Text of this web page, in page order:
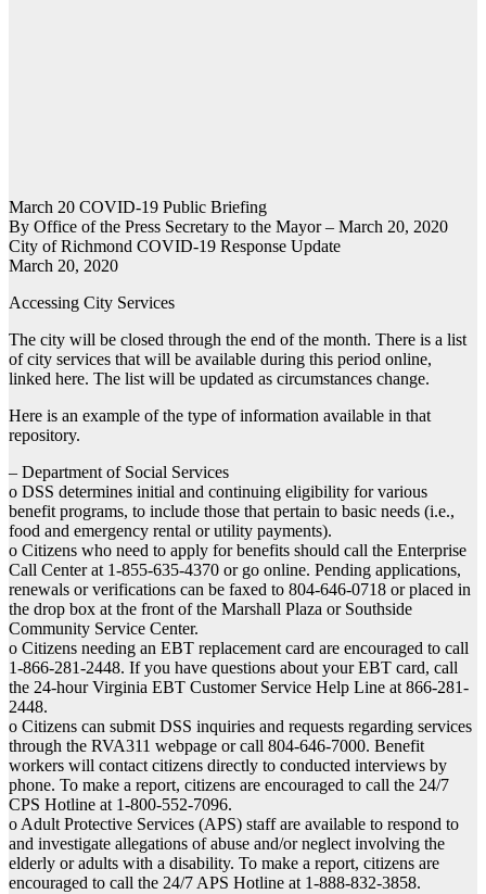
March 20 COVID-19 Public Briefing
By Office of the Press Secretary to the Mayor – March 20, 2020
City of Richmond COVID-19 Response Update
March 20, 2020
Accessing City Services
The city will be closed through the end of the month. There is a list
of city services that will be available during this period online,
linked here. The list will be updated as circumstances change.
Here is an example of the type of information available in that
repository.
– Department of Social Services
o DSS determines initial and continuing eligibility for various
benefit programs, to include those that pertain to basic needs (i.e.,
food and emergency rental or utility payments).
o Citizens who need to apply for benefits should call the Enterprise
Call Center at 1-855-635-4370 or go online. Pending applications,
renewals or verifications can be faxed to 804-646-0718 or placed in
the drop box at the front of the Marshall Plaza or Southside
Community Service Center.
o Citizens needing an EBT replacement card are encouraged to call
1-866-281-2448. If you have questions about your EBT card, call
the 24-hour Virginia EBT Customer Service Help Line at 866-281-
2448.
o Citizens can submit DSS inquiries and requests regarding services
through the RVA311 webpage or call 804-646-7000. Benefit
workers will contact citizens directly to conducted interviews by
phone. To make a report, citizens are encouraged to call the 24/7
CPS Hotline at 1-800-552-7096.
o Adult Protective Services (APS) staff are available to respond to
and investigate allegations of abuse and/or neglect involving the
elderly or adults with a disability. To make a report, citizens are
encouraged to call the 24/7 APS Hotline at 1-888-832-3858.